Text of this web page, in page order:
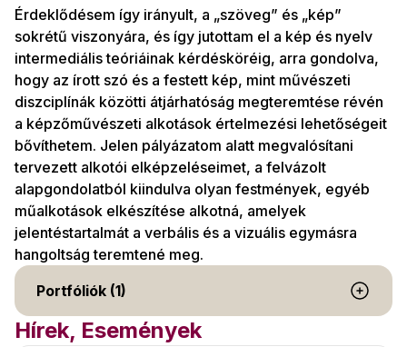
Érdeklődésem így irányult, a „szöveg” és „kép”
sokrétű viszonyára, és így jutottam el a kép és nyelv
intermediális teóriáinak kérdésköréig, arra gondolva,
hogy az írott szó és a festett kép, mint művészeti
diszciplínák közötti átjárhatóság megteremtése révén
a képzőművészeti alkotások értelmezési lehetőségeit
bővíthetem. Jelen pályázatom alatt megvalósítani
tervezett alkotói elképzeléseimet, a felvázolt
alapgondolatból kiindulva olyan festmények, egyéb
műalkotások elkészítése alkotná, amelyek
jelentéstartalmát a verbális és a vizuális egymásra
hangoltság teremtené meg.
Portfóliók (1)
Hírek, Események